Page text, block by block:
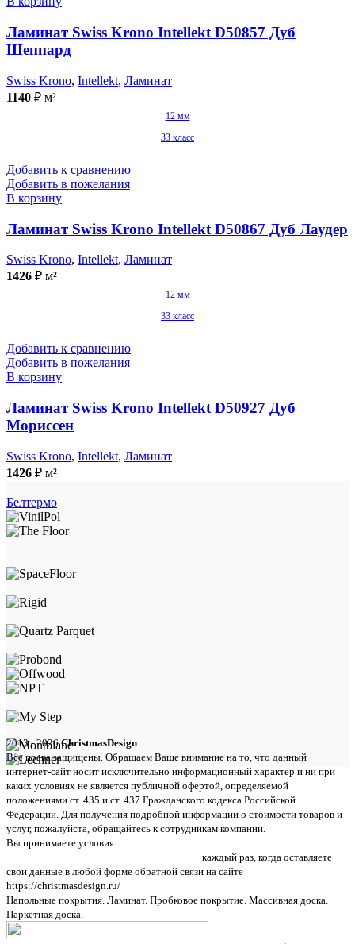
Ламинат Swiss Krono Intellekt D50857 Дуб
Шеппард
Swiss Krono, Intellekt, Ламинат
1140 ₽ м²
12 мм
33 класс
Добавить к сравнению
Добавить в пожелания
В корзину
Ламинат Swiss Krono Intellekt D50867 Дуб Лаудер
Swiss Krono, Intellekt, Ламинат
1426 ₽ м²
12 мм
33 класс
Добавить к сравнению
Добавить в пожелания
В корзину
Ламинат Swiss Krono Intellekt D50927 Дуб
Мориссен
Swiss Krono, Intellekt, Ламинат
1426 ₽ м²
Белтермо
2013 - 2026ChristmasDesign
Все права защищены. Обращаем Ваше внимание на то, что данный
интернет-сайт носит исключительно информационный характер и ни при
каких условиях не является публичной офертой, определяемой
положениями ст. 435 и ст. 437 Гражданского кодекса Российской
Федерации. Для получения подробной информации о стоимости товаров и
услуг, пожалуйста, обращайтесь к сотрудникам компании.
Вы принимаете условия
каждый раз, когда оставляете
свои данные в любой форме обратной связи на сайте
https://christmasdesign.ru/
Напольные покрытия. Ламинат. Пробковое покрытие. Массивная доска.
Паркетная доска.